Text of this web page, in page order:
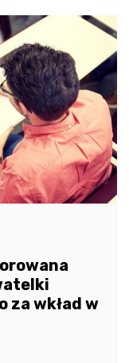
za wkład w